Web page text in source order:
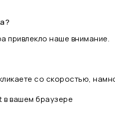
привлекло наше внимание.
со скоростью,
вашем браузере